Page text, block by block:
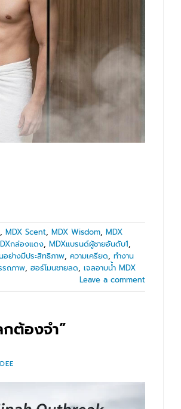
, MDX Scent, MDX Wisdom, MDX
กล่องแดง, MDXแบรนด์ผู้ชายอันดับ1,
อย่างมีประสิทธิภาพ, ความเครียด, ทำงาน
ถภาพ, ฮอร์โมนชายลด, เจลอาบน้ำ MDX
Leave a comment
กต้องจำ”